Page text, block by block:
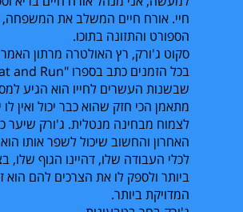
חיי. אורח חיים המשלב את המשפחה,
הספורט והתזונה בתוכו.
סקוט ג'ורק, רץ האולטרה מרתון
בכל הזמנים כתב בספרו "and Run
שבשנות העשרים לחייו הוא הגיע
מתאמן הכי חזק שהוא כבר יכול ואין לו
לצמוח מבחינה מנטלית. ג'ורק שיער
האחרון והחשוב שיכול לשפר אותו
לכלי העבודה שלו, דהיינו הגוף שלו,
ביותר ולספק לו את הצרכים להם הוא
המדויקת ביותר.